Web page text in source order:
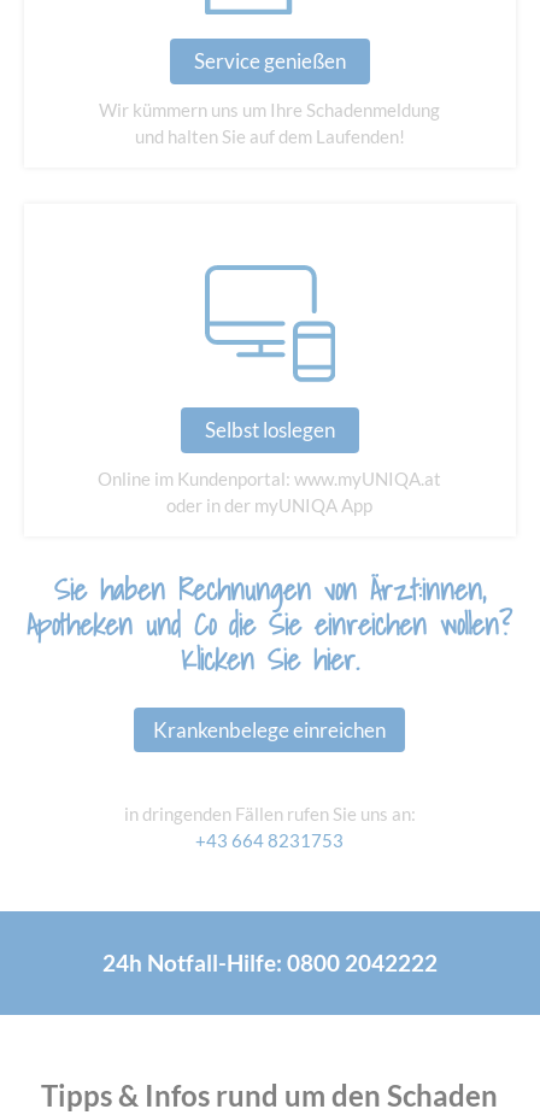
Service genießen
Wir kümmern uns um Ihre Schadenmeldung
und halten Sie auf dem Laufenden!
Selbst loslegen
Online im Kundenportal: www.myUNIQA.at
oder in der myUNIQA App
Sie haben Rechnungen von Ärzt:innen,
Apotheken und Codie Sie einreichen wollen?
Klicken Sie hier.
Krankenbelege einreichen
in dringenden Fällen rufen Sie uns an:
+43 664 8231753
24h Notfall-Hilfe: 0800 2042222
Tipps & Infos rund um den Schaden